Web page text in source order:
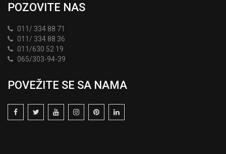
POZOVITE NAS
011/ 334 88 71
011/ 334 88 36
011/630 52 19
065/303-94-39
POVEŽITE SE SA NAMA